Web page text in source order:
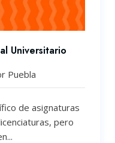
Universitario
Puebla
de asignaturas
pero